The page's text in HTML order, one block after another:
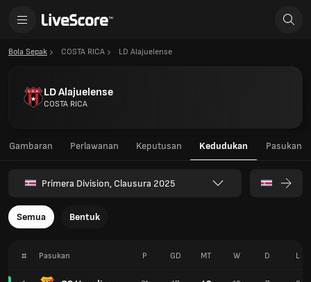
Bola Sepak COSTA RICA LD Alajuelense
LD Alajuelense
COSTA RICA
Gambaran Perlawanan Keputusan Kedudukan Pasukan
Primera Division, Clausura 2025
Semua Bentuk
# Pasukan P GD MT W D L